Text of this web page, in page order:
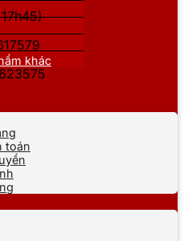
khác
toán